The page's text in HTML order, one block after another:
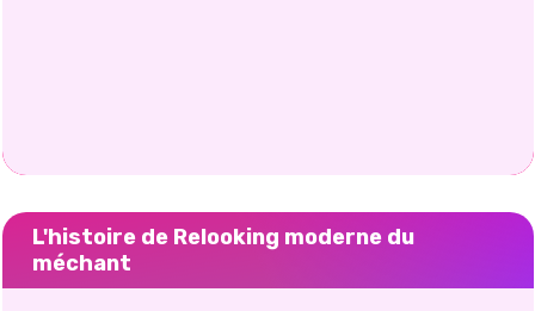
L'histoire de Relooking moderne du
méchant